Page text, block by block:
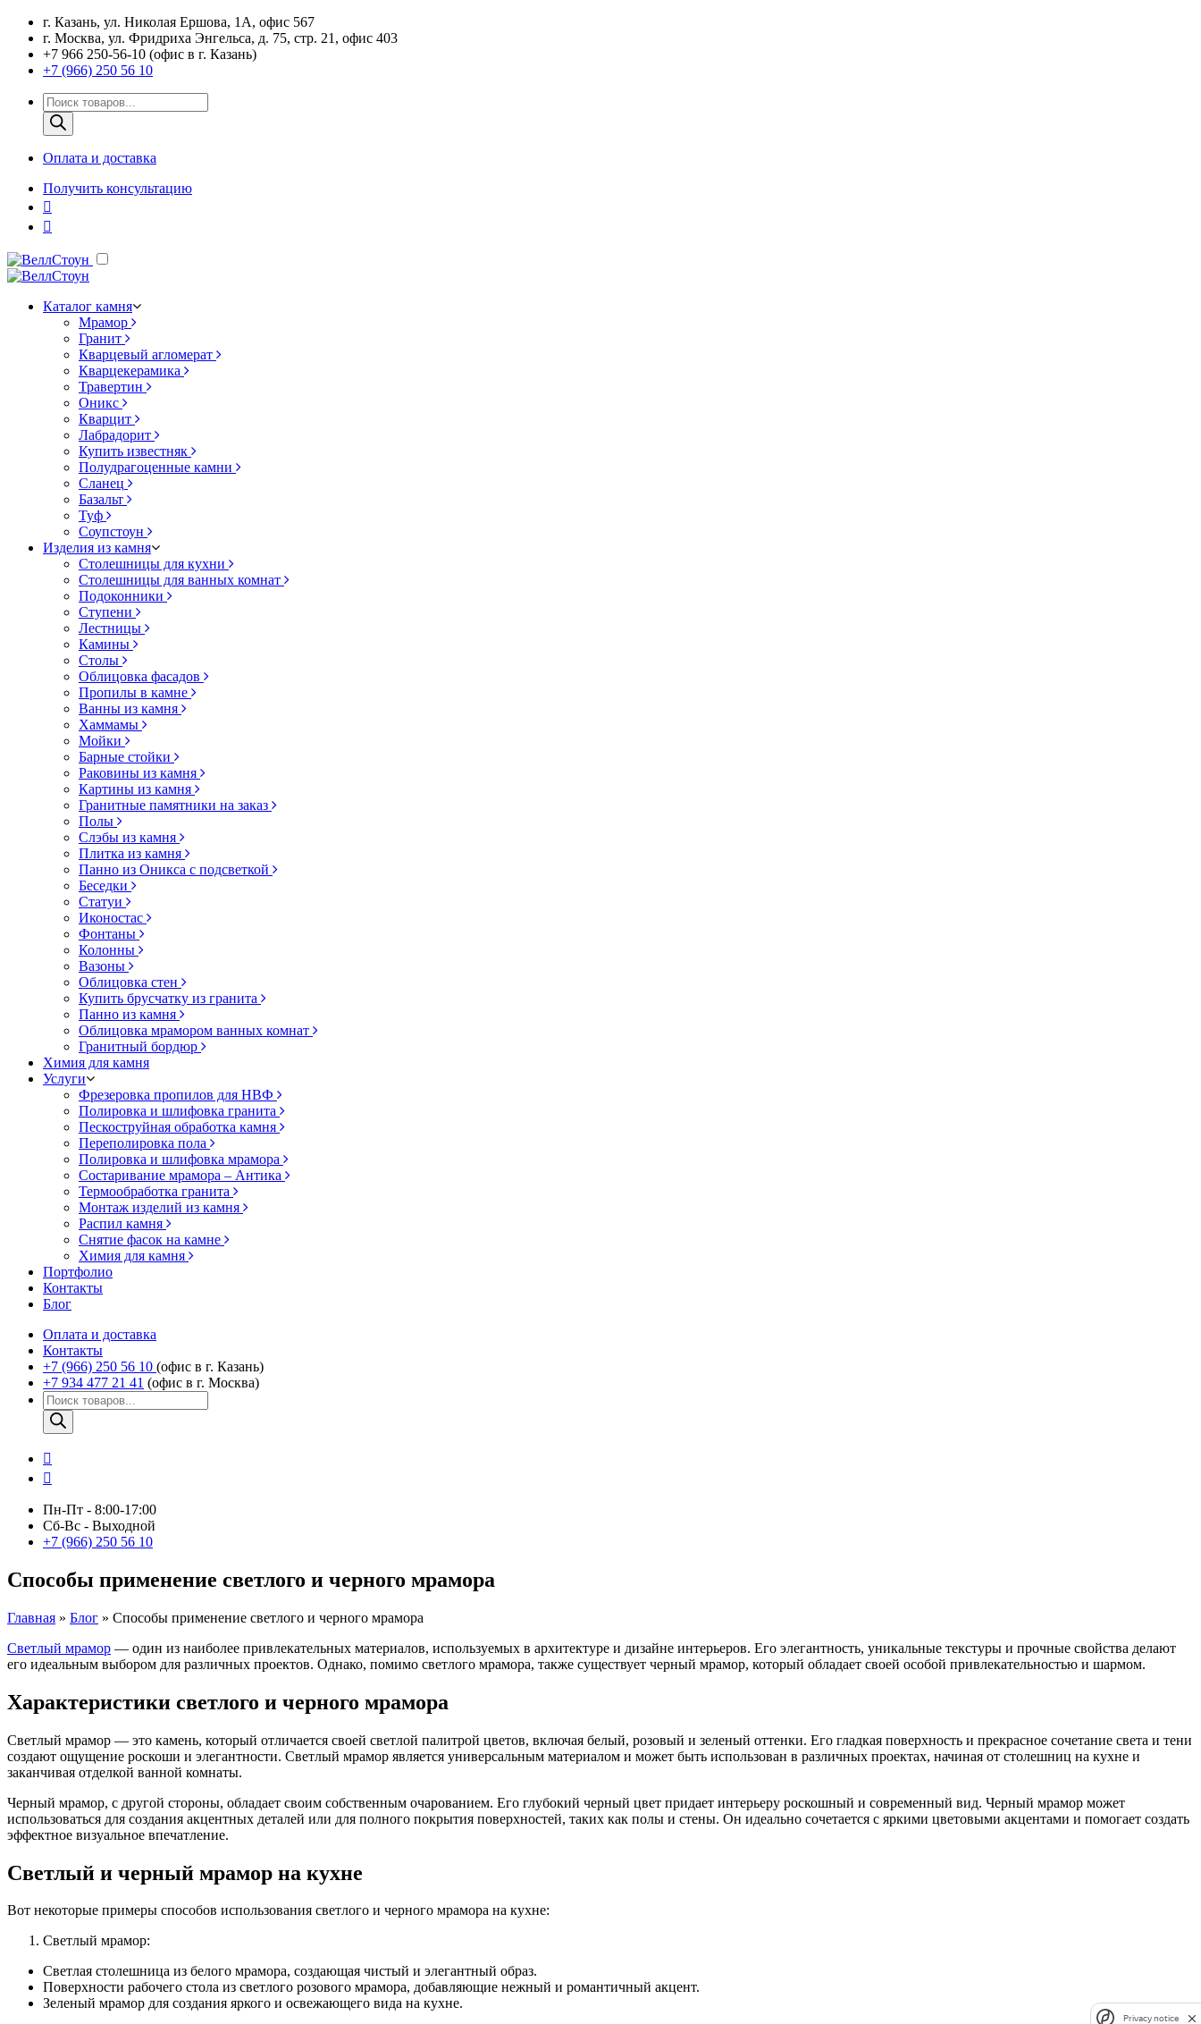
г. Казань, ул. Николая Ершова, 1А, офис 567
г. Москва, ул. Фридриха Энгельса, д. 75, стр. 21, офис 403
+7 966 250-56-10 (офис в г. Казань)
+7 (966) 250 56 10
Поиск
товаров
Оплата и доставка
Получить консультацию
Каталог камня
Мрамор
Гранит
Кварцевый агломерат
Кварцекерамика
Травертин
Оникс
Кварцит
Лабрадорит
Купить известняк
Полудрагоценные камни
Сланец
Базальт
Туф
Соупстоун
Изделия из камня
Столешницы для кухни
Столешницы для ванных комнат
Подоконники
Ступени
Лестницы
Камины
Столы
Облицовка фасадов
Пропилы в камне
Ванны из камня
Хаммамы
Мойки
Барные стойки
Раковины из камня
Картины из камня
Гранитные памятники на заказ
Полы
Слэбы из камня
Плитка из камня
Панно из Оникса с подсветкой
Беседки
Статуи
Иконостас
Фонтаны
Колонны
Вазоны
Облицовка стен
Купить брусчатку из гранита
Панно из камня
Облицовка мрамором ванных комнат
Гранитный бордюр
Химия для камня
Услуги
Фрезеровка пропилов для НВФ
Полировка и шлифовка гранита
Пескоструйная обработка камня
Переполировка пола
Полировка и шлифовка мрамора
Состаривание мрамора – Антика
Термообработка гранита
Монтаж изделий из камня
Распил камня
Снятие фасок на камне
Химия для камня
Портфолио
Контакты
Блог
Оплата и доставка
Контакты
+7 (966) 250 56 10 (офис в г. Казань)
+7 934 477 21 41 (офис в г. Москва)
Поиск
товаров
Пн-Пт - 8:00-17:00
Сб-Вс - Выходной
+7 (966) 250 56 10
Способы применение светлого и черного мрамора
Главная » Блог » Способы применение светлого и черного мрамора
Светлый мрамор — один из наиболее привлекательных материалов, используемых в архитектуре и дизайне интерьеров. Его элегантность, уникальные текстуры и прочные свойства делают
его идеальным выбором для различных проектов. Однако, помимо светлого мрамора, также существует черный мрамор, который обладает своей особой привлекательностью и шармом.
Характеристики светлого и черного мрамора
Светлый мрамор — это камень, который отличается своей светлой палитрой цветов, включая белый, розовый и зеленый оттенки. Его гладкая поверхность и прекрасное сочетание света и тени
создают ощущение роскоши и элегантности. Светлый мрамор является универсальным материалом и может быть использован в различных проектах, начиная от столешниц на кухне и
заканчивая отделкой ванной комнаты.
Черный мрамор, с другой стороны, обладает своим собственным очарованием. Его глубокий черный цвет придает интерьеру роскошный и современный вид. Черный мрамор может
использоваться для создания акцентных деталей или для полного покрытия поверхностей, таких как полы и стены. Он идеально сочетается с яркими цветовыми акцентами и помогает создать
эффектное визуальное впечатление.
Светлый и черный мрамор на кухне
Вот некоторые примеры способов использования светлого и черного мрамора на кухне:
Светлый мрамор:
Светлая столешница из белого мрамора, создающая чистый и элегантный образ.
Поверхности рабочего стола из светлого розового мрамора, добавляющие нежный и романтичный акцент.
Зеленый мрамор для создания яркого и освежающего вида на кухне.
Privacy notice